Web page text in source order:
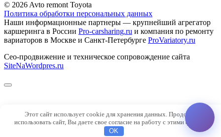
© 2026 Avto remont Toyota
Политика обработки персональных данных
Наши информационные партнеры — крупнейший агрегатор
каршеринга в России Pro-carsharing.ru и компания по ремонту
вариаторов в Москве и Санкт-Петербурге ProVariatory.ru
Сео-продвижение и техническое сопровождение сайта
SiteNaWordpres.ru
Этот сайт использует cookie для хранения данных. Продолжая
использовать сайт, Вы даете свое согласие на работу с этими файлами.
OK